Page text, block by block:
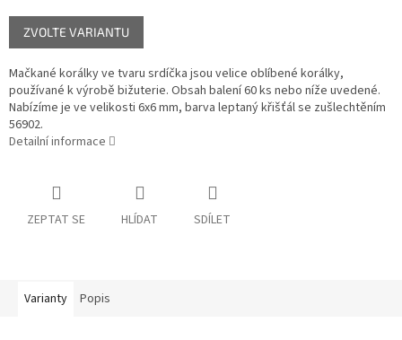
Měrná
cena:
ZVOLTE VARIANTU
Mačkané korálky ve tvaru srdíčka jsou velice oblíbené korálky,
používané k výrobě bižuterie. Obsah balení 60 ks nebo níže uvedené.
Nabízíme je ve velikosti 6x6 mm, barva leptaný křišťál se zušlechtěním
56902.
Detailní informace
ZEPTAT SE HLÍDAT SDÍLET
Varianty Popis